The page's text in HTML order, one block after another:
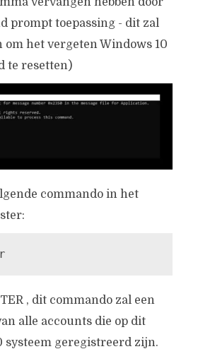
prompt toepassing - dit zal
om het vergeten Windows 10
te resetten)
commando in het
, dit commando zal een
alle accounts die op dit
systeem geregistreerd zijn.